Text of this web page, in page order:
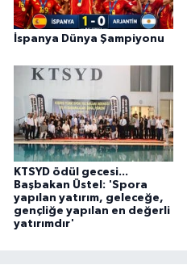
İspanya Dünya Şampiyonu
KTSYD ödül gecesi...
Başbakan Üstel: 'Spora
yapılan yatırım, geleceğe,
gençliğe yapılan en değerli
yatırımdır'